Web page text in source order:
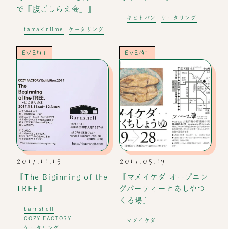
で『腹ごしらえ会』』
tamakiniime ケータリング
キビトパン ケータリング
EVENT
2017.11.15
『The Biginning of the
TREE』
barnshelf
COZY FACTORY
EVENT
2017.05.19
『マメイケダ オープニン
グパーティーとあしやつ
くる場』
マメイケダ